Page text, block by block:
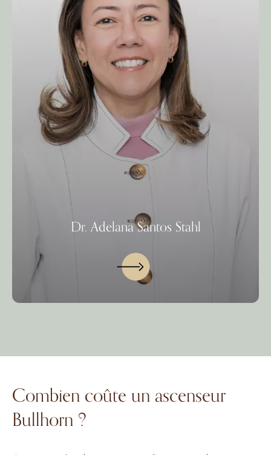
Dr. Adelana Santos Stahl
Combien coûte un ascenseur
Bullhorn ?